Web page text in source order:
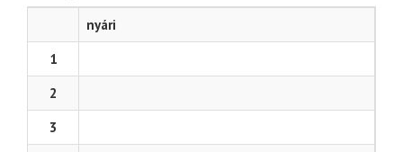
nyári
1
2
3